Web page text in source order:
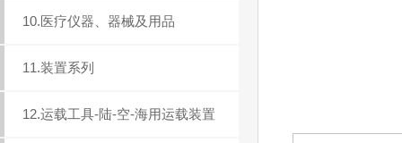
10.医疗仪器、器械及用品
11.装置系列
12.运载工具-陆-空-海用运载装置